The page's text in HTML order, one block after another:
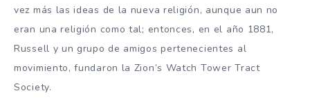
vez más las ideas de la nueva religión, aunque aun no
eran una religión como tal; entonces, en el año 1881,
Russell y un grupo de amigos pertenecientes al
movimiento, fundaron la Zion’s Watch Tower Tract
Society.